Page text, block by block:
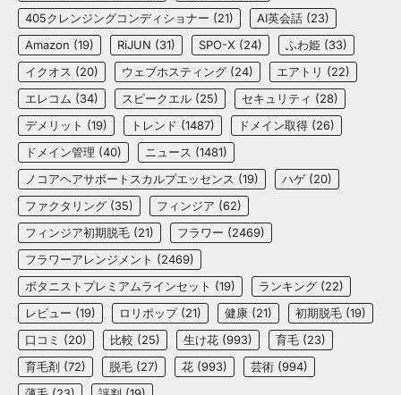
405クレンジングコンディショナー (21) AI英会話 (23)
Amazon (19) RiJUN (31) SPO-X (24) ふわ姫 (33)
イクオス (20) ウェブホスティング (24) エアトリ (22)
エレコム (34) スピークエル (25) セキュリティ (28)
デメリット (19) トレンド (1487) ドメイン取得 (26)
ドメイン管理 (40) ニュース (1481)
ノコアヘアサポートスカルプエッセンス (19) ハゲ (20)
ファクタリング (35) フィンジア (62)
フィンジア初期脱毛 (21) フラワー (2469)
フラワーアレンジメント (2469)
ボタニストプレミアムラインセット (19) ランキング (22)
レビュー (19) ロリポップ(21) 健康 (21) 初期脱毛 (19)
口コミ (20) 比較 (25) 生け花 (993) 育毛 (23)
育毛剤 (72) 脱毛 (27) 花 (993) 芸術 (994)